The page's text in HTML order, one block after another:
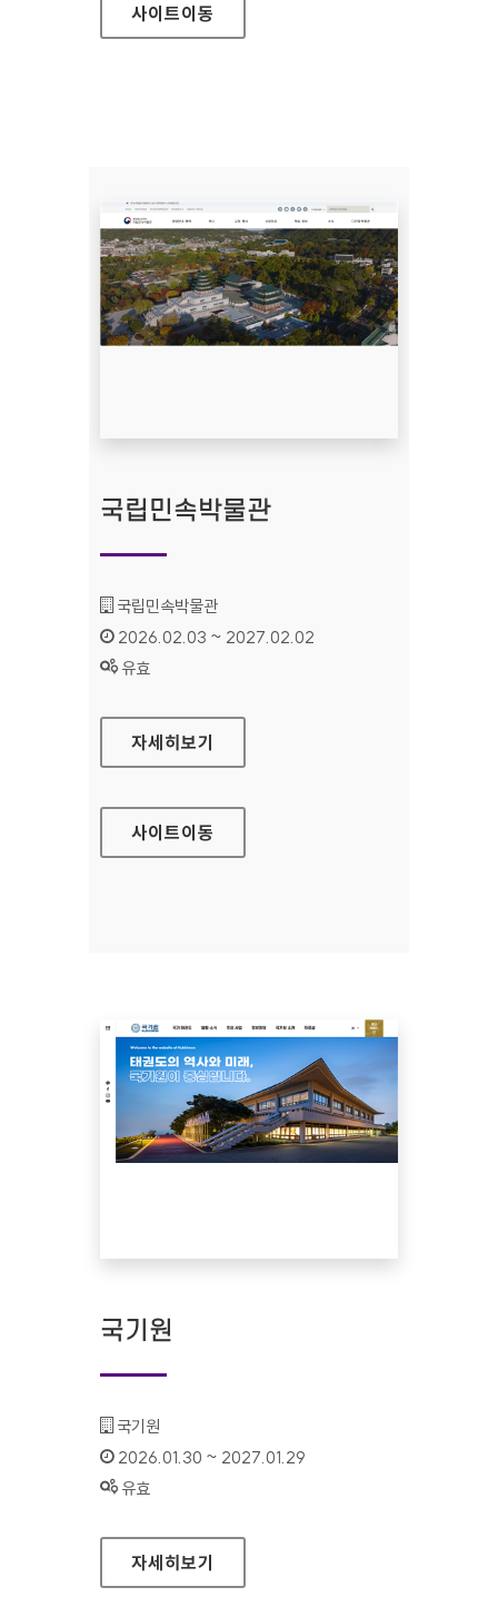
사이트이동
국립민속박물관
기관명 :
국립민속박물관
인증기간 :
2026.02.03 ~ 2027.02.02
상태 :
유효
국립민속박물관
자세히보기
사이트이동
국기원
기관명 :
국기원
인증기간 :
2026.01.30 ~ 2027.01.29
상태 :
유효
국기원
자세히보기